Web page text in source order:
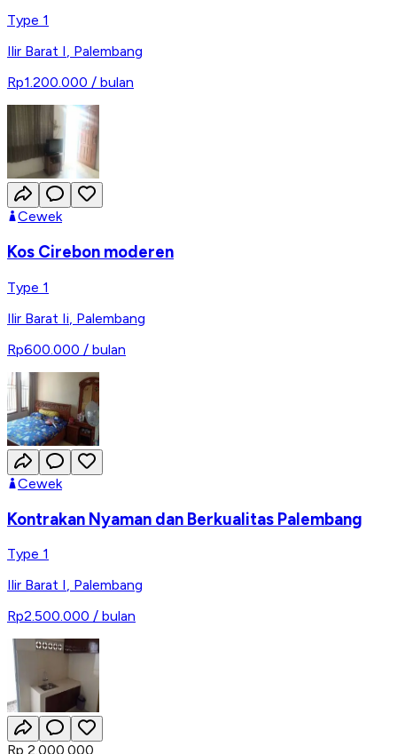
Type 1
Ilir Barat I, Palembang
Rp1.200.000 / bulan
Cewek
Kos Cirebon moderen
Type 1
Ilir Barat Ii, Palembang
Rp600.000 / bulan
Cewek
Kontrakan Nyaman dan Berkualitas Palembang
Type 1
Ilir Barat I, Palembang
Rp2.500.000 / bulan
Rp 2.000.000